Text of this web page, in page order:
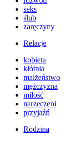
seks
ślub
zaręczyny
Relacje
kobieta
kłótnia
małżeństwo
mężczyzna
miłość
narzeczeni
przyjaźń
Rodzina